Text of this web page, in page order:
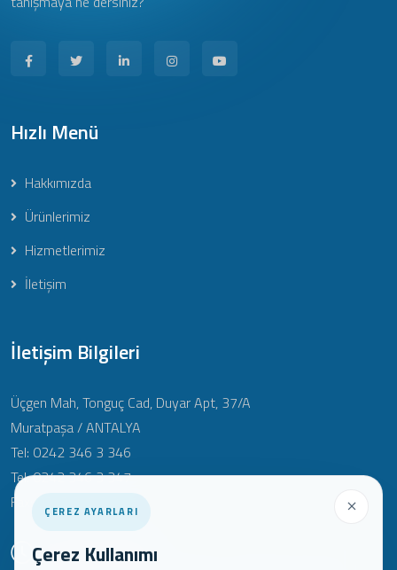
Hızlı Menü
Hakkımızda
Ürünlerimiz
Hizmetlerimiz
İletişim
İletişim Bilgileri
Üçgen Mah, Tonguç Cad, Duyar Apt, 37/A
Muratpaşa / ANTALYA
Tel: 0242 346 3 346
Tel: 0242 346 3 347
Fax: 0242 346 3 348
Çalışma Saatleri:
ÇEREZ AYARLARI
Çerez Kullanımı